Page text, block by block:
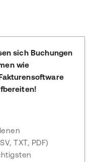
sich Buchungen
wie
TXT, PDF)